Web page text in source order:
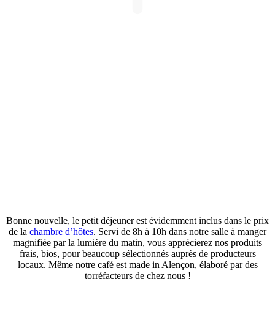
Bonne nouvelle, le petit déjeuner est évidemment inclus dans le prix
de la chambre d’hôtes. Servi de 8h à 10h dans notre salle à manger
magnifiée par la lumière du matin, vous apprécierez nos produits
frais, bios, pour beaucoup sélectionnés auprès de producteurs
locaux. Même notre café est made in Alençon, élaboré par des
torréfacteurs de chez nous !